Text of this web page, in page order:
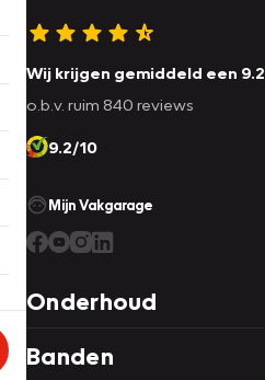
Wij krijgen gemiddeld een 9.2
o.b.v. ruim 840 reviews
9.2/10
Mijn Vakgarage
Onderhoud
Banden